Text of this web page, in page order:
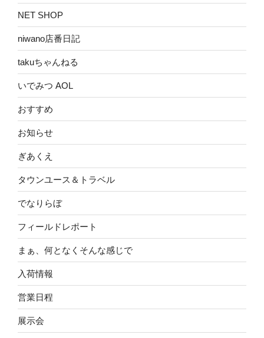
NET SHOP
niwano店番日記
takuちゃんねる
いでみつ AOL
おすすめ
お知らせ
ぎあくえ
タウンユース＆トラベル
でなりらぼ
フィールドレポート
まぁ、何となくそんな感じで
入荷情報
営業日程
展示会